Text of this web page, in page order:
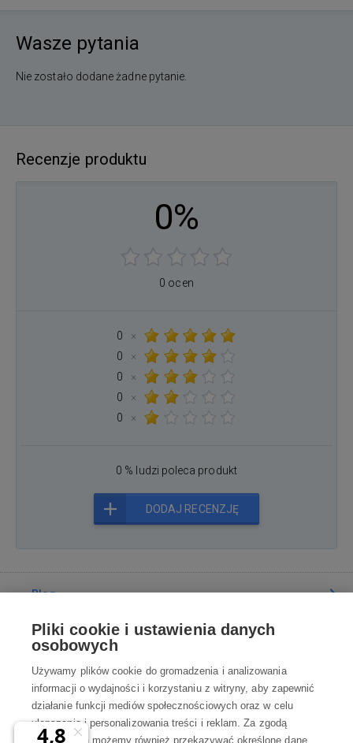
Wasze pytania
Nie zostało dodane żadne pytanie.
Recenzje produktu
0%
0 ocen
0
×
0
×
0
×
0
×
0
×
0 % ludzi poleca produkt
DODAJ RECENZJĘ
Blog
Poradnia
Wszystko o zakupach
Kontakt
Pliki cookie i ustawienia danych
osobowych
Używamy plików cookie do gromadzenia i analizowania
informacji o wydajności i korzystaniu z witryny, aby zapewnić
działanie funkcji mediów społecznościowych oraz w celu
ulepszania i personalizowania treści i reklam. Za zgodą
użytkownika możemy również przekazywać określone dane